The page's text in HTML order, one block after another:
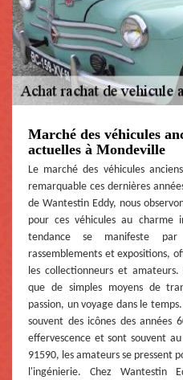
Marché des véhicules
actuelles à Mondeville
Le marché des véhicules
remarquable ces dernières
de Wantestin Eddy, nous
pour ces véhicules au charme
tendance se manifeste par
rassemblements et expositions,
les collectionneurs et amateurs.
que de simples moyens de
passion, un voyage dans le
souvent des icônes des
effervescence et sont souvent
91590, les amateurs se pressent
l'ingénierie. Chez Wantestin